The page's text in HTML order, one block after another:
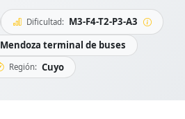
Dificultad: M3-F4-T2-P3-A3
Mendoza terminal de buses
Región: Cuyo